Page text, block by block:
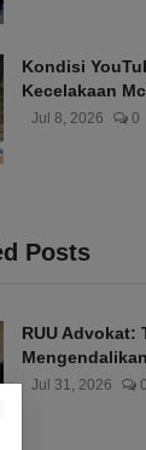
Kondisi
Kecelakaan
Jul 8, 2026 0
Posts
RUU Advokat:
Jul 31, 2026 0